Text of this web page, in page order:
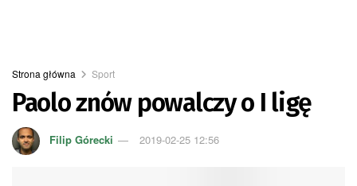
Strona główna Sport
Paolo znów powalczy o I ligę
Filip Górecki 2019-02-25 12:56